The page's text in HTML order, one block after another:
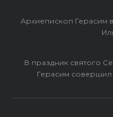
Архиепископ Герасим
В праздник святого
Герасим